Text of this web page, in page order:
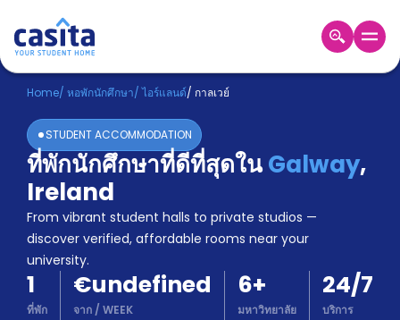
Home TH EUR
เข้าสู่
ระบบ
Booking
Accommodation
About
us
Blog
Refer
And
Earn
Become
Home/ หอพักนักศึกษา/ไอร์แลนด์/ กาลเวย์
STUDENT ACCOMMODATION
ที่พักนักศึกษาที่ดีที่สุดในGalway,
Ireland
From vibrant student halls to private studios —
discover verified, affordable rooms near your
university.
1
ที่พัก
€undefined
จาก / WEEK
6+
มหาวิทยาลัย
24/7
บริการ